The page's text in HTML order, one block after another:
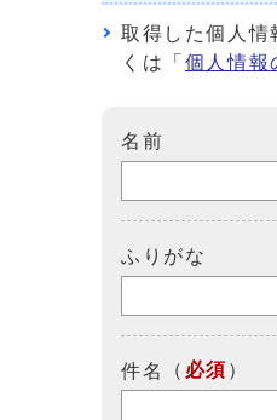
取得した個人情
くは「 個人情報
名前
ふりがな
件名 （ 必須 ）